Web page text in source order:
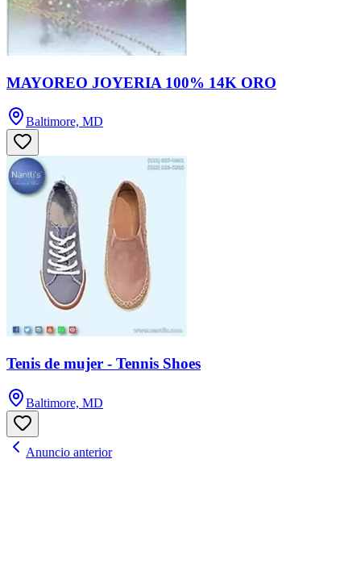
MAYOREO JOYERIA 100% 14K ORO
Baltimore, MD
Tenis de mujer - Tennis Shoes
Baltimore, MD
Anuncio anterior